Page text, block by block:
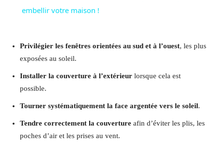
embellir votre maison !
Privilégier les fenêtres orientées au sud et à l’ouest, les plus
exposées au soleil.
Installer la couverture à l’extérieur lorsque cela est
possible.
Tourner systématiquement la face argentée vers le soleil.
Tendre correctement la couverture afin d’éviter les plis, les
poches d’air et les prises au vent.